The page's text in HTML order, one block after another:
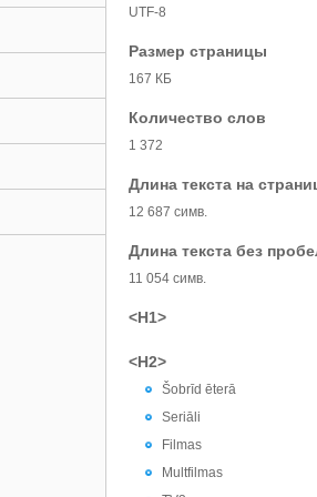
UTF-8
Размер страницы
167 КБ
Количество слов
1 372
Длина текста на
12 687 симв.
Длина текста без
11 054 симв.
<H1>
<H2>
Šobrīd ēterā
Seriāli
Filmas
Multfilmas